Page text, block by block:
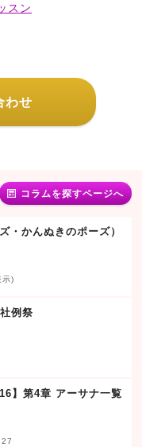
スン
わせ
コラムを探すページへ
・かんぬきのポーズ）
示)
例祭
】第4章 アーサナ一覧